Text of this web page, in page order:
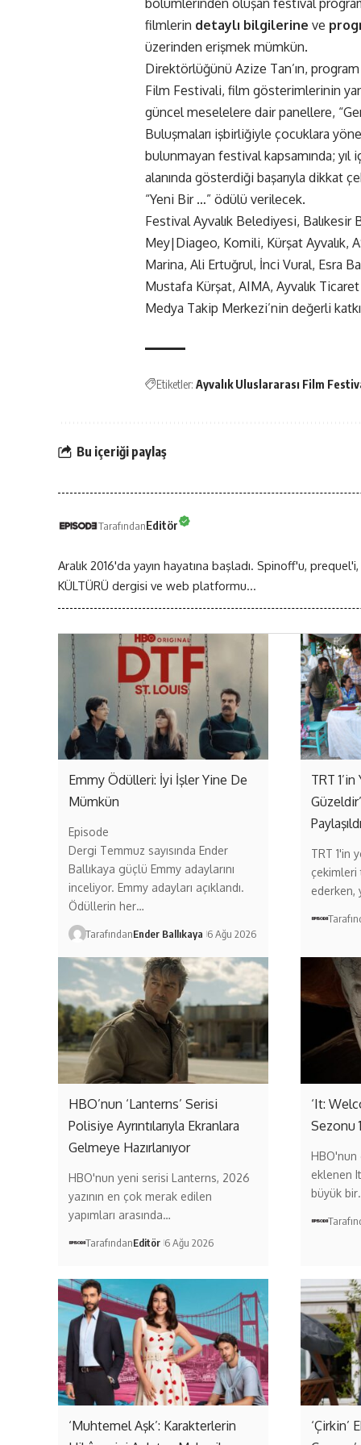
filmlerin detaylı bilgilerine ve
üzerinden erişmek mümkün.
Direktörlüğünü Azize Tan’ın, program
Film Festivali, film gösterimlerinin
güncel meselelere dair panellere,
Buluşmaları işbirliğiyle çocuklara
bulunmayan festival kapsamında; yıl
alanında gösterdiği başarıyla dikkat
“Yeni Bir …” ödülü verilecek.
Festival Ayvalık Belediyesi,
Mey|Diageo, Komili, Kürşat Ayvalık,
Marina, Ali Ertuğrul, İnci Vural, Esra
Mustafa Kürşat, AIMA, Ayvalık
Medya Takip Merkezi’nin değerli
Etiketler: Ayvalık Uluslararası Film
Bu içeriği paylaş
TarafındanEditör
Aralık 2016'da yayın hayatına başladı. Spinoff'u,
KÜLTÜRÜ dergisi ve web platformu...
Emmy Ödülleri: İyi İşler Yine De
Mümkün
Episode
Dergi Temmuz sayısında Ender
Ballıkaya güçlü Emmy adaylarını
inceliyor. Emmy adayları açıklandı.
Ödüllerin her…
TarafındanEnder Ballıkaya 6 Ağu 2026
TRT
TRT 1'in
çekimleri
ederken,
HBO’nun ‘Lanterns’ Serisi
Polisiye Ayrıntılarıyla Ekranlara
Gelmeye Hazırlanıyor
HBO'nun yeni serisi Lanterns, 2026
yazının en çok merak edilen
yapımları arasında…
TarafındanEditör 6 Ağu 2026
‘It:
Sezonu
HBO'nun
eklenen
büyük
‘Muhtemel Aşk’: Karakterlerin
‘Çirkin’